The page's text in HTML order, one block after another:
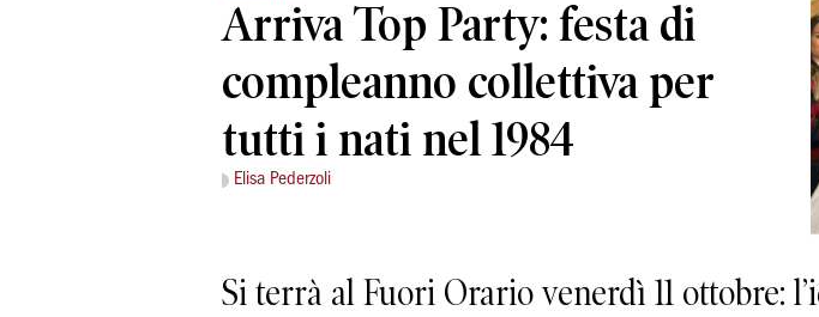
Arriva Top Party: festa di
compleanno collettiva per
tutti i nati nel 1984
Elisa Pederzoli
Si terrà al Fuori Orario venerdì 11 ottobre: